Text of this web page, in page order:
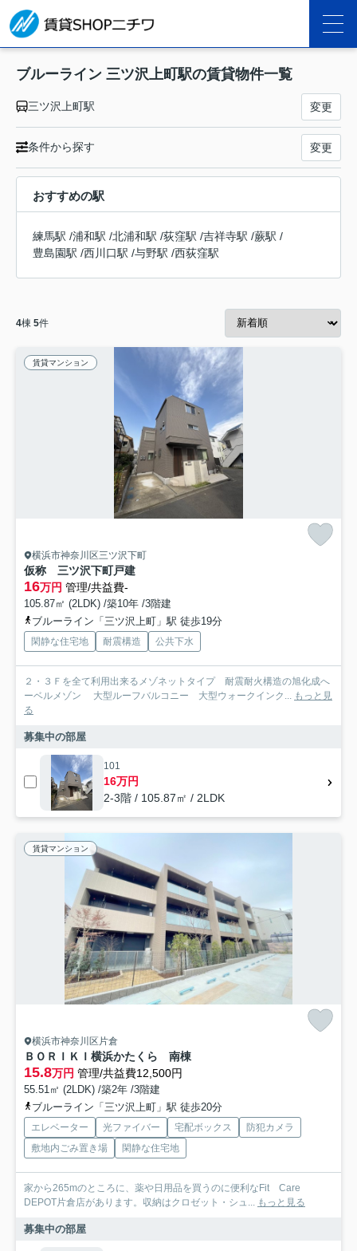
ブルーライン 三ツ沢上町駅の賃貸物件一覧
三ツ沢上町駅 変更
条件から探す 変更
おすすめの駅
練馬駅 /浦和駅 /北浦和駅 /荻窪駅 /吉祥寺駅 /蕨駅 /
豊島園駅 /西川口駅 /与野駅 /西荻窪駅
4棟 5件
賃貸マンション
横浜市神奈川区三ツ沢下町
仮称 三ツ沢下町戸建
16万円 管理/共益費-
105.87㎡ (2LDK) /築10年 /3階建
ブルーライン「三ツ沢上町」駅 徒歩19分
閑静な住宅地 耐震構造 公共下水
２・３Ｆを全て利用出来るメゾネットタイプ 耐震耐火構造の旭化成へ
ーベルメゾン 大型ルーフバルコニー 大型ウォークインク...
もっと見
る
募集中の部屋
101
16万円
2-3階 / 105.87㎡ / 2LDK
賃貸マンション
横浜市神奈川区片倉
ＢＯＲＩＫＩ横浜かたくら 南棟
15.8万円 管理/共益費12,500円
55.51㎡ (2LDK) /築2年 /3階建
ブルーライン「三ツ沢上町」駅 徒歩20分
エレベーター 光ファイバー 宅配ボックス
防犯カメラ
敷地内ごみ置き場
閑静な住宅地
家から265mのところに、薬や日用品を買うのに便利なFit Care
DEPOT片倉店があります。収納はクロゼット・シュ...
もっと見る
募集中の部屋